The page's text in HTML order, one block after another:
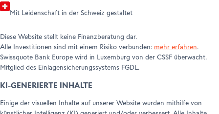
Mit Leidenschaft in der Schweiz gestaltet
Diese Website stellt keine Finanzberatung dar.
Alle Investitionen sind mit einem Risiko verbunden: mehr erfahren.
Swissquote Bank Europe wird in Luxemburg von der CSSF überwacht.
Mitglied des Einlagensicherungssystems FGDL.
KI-GENERIERTE INHALTE
Einige der visuellen Inhalte auf unserer Website wurden mithilfe von